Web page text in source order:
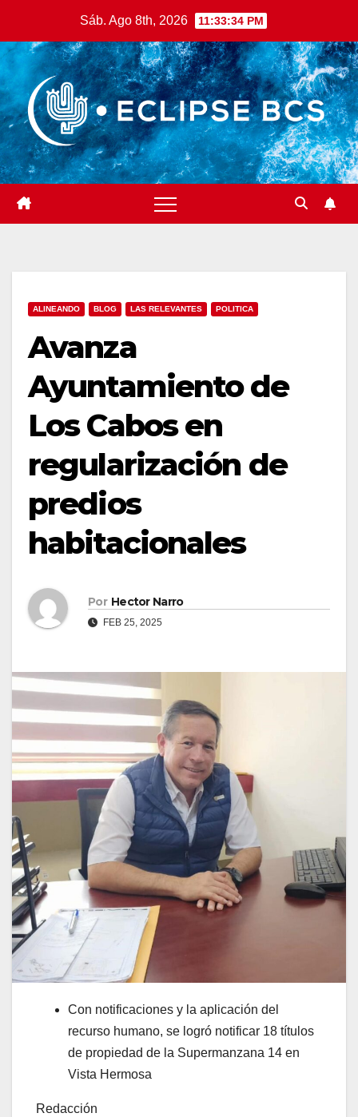
contenido
Sáb. Ago 8th, 2026 11:33:35 PM
ALINEANDO BLOG LAS RELEVANTES POLITICA
Avanza
Ayuntamiento de
Los Cabos en
regularización de
predios
habitacionales
Por Hector Narro
FEB 25, 2025
Con notificaciones y la aplicación del
recurso humano, se logró notificar 18 títulos
de propiedad de la Supermanzana 14 en
Vista Hermosa
Redacción